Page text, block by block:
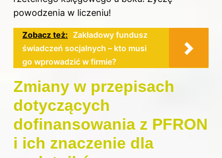
powodzenia w liczeniu!
Zobacz też: Zakładowy fundusz
świadczeń socjalnych – kto musi
go wprowadzić w firmie?
Zmiany w przepisach
dotyczących
dofinansowania z PFRON
i ich znaczenie dla